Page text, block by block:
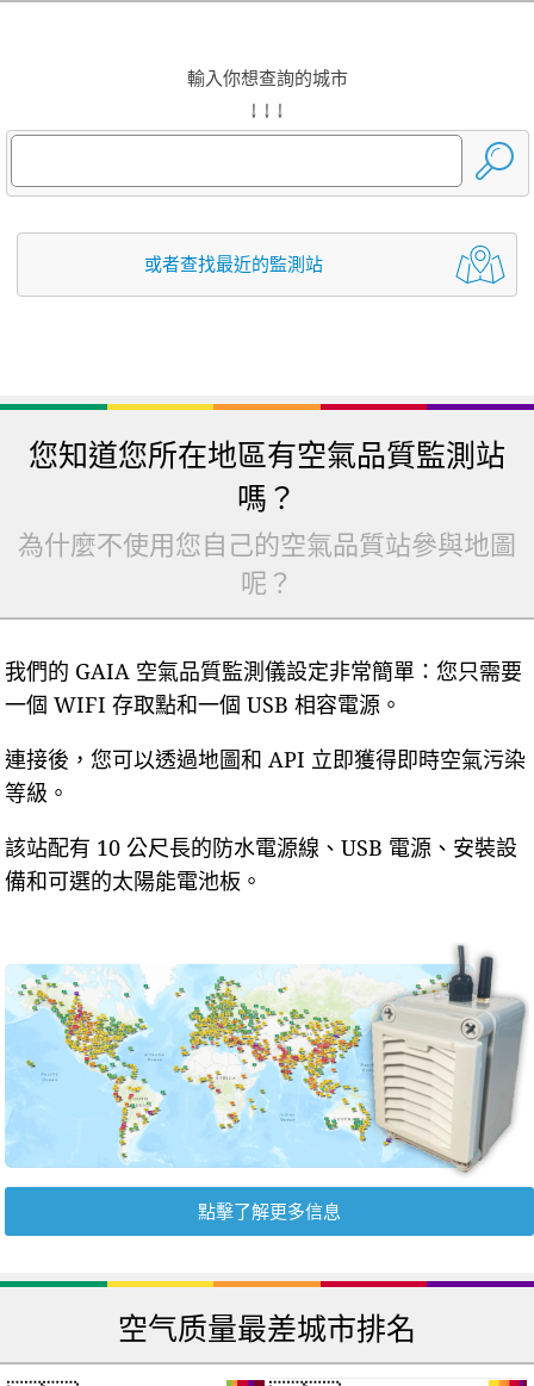
輸入你想查詢的城市
↓ ↓ ↓
或者查找最近的監測站
您知道您所在地區有空氣品質監測站
嗎？
為什麼不使用您自己的空氣品質站參與地圖
呢？
我們的 GAIA 空氣品質監測儀設定非常簡單：您只需要
一個 WIFI 存取點和一個 USB 相容電源。
連接後，您可以透過地圖和 API 立即獲得即時空氣污染
等級。
該站配有 10 公尺長的防水電源線、USB 電源、安裝設
備和可選的太陽能電池板。
點擊了解更多信息
空气质量最差城市排名